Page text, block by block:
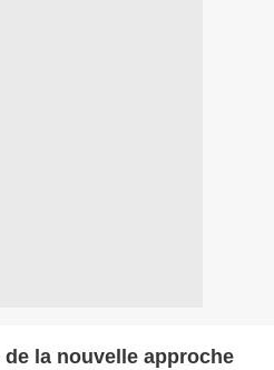
la nouvelle approche